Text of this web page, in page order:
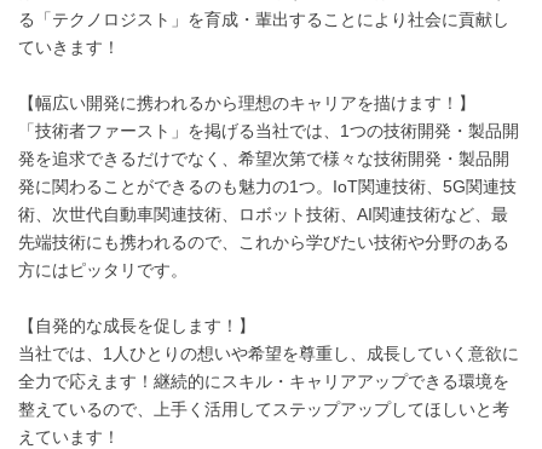
る「テクノロジスト」を育成・輩出することにより社会に貢献し
ていきます！
【幅広い開発に携われるから理想のキャリアを描けます！】
「技術者ファースト」を掲げる当社では、1つの技術開発・製品開
発を追求できるだけでなく、希望次第で様々な技術開発・製品開
発に関わることができるのも魅力の1つ。IoT関連技術、5G関連技
術、次世代自動車関連技術、ロボット技術、AI関連技術など、最
先端技術にも携われるので、これから学びたい技術や分野のある
方にはピッタリです。
【自発的な成長を促します！】
当社では、1人ひとりの想いや希望を尊重し、成長していく意欲に
全力で応えます！継続的にスキル・キャリアアップできる環境を
整えているので、上手く活用してステップアップしてほしいと考
えています！